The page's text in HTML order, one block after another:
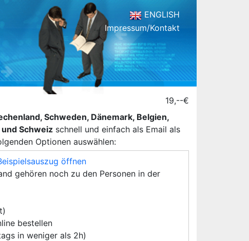
ENGLISH
Impressum/Kontakt
19,--€
Schweden, Dänemark, Belgien,
Schweiz schnell und einfach als Email als
Optionen auswählen:
öffnen
gehören noch zu den Personen in der
bestellen
in weniger als 2h)